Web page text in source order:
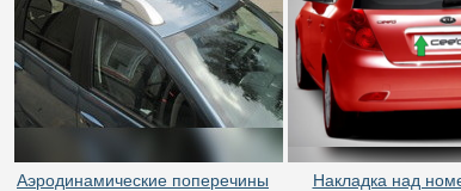
Аэродинамические поперечины
Накладка над